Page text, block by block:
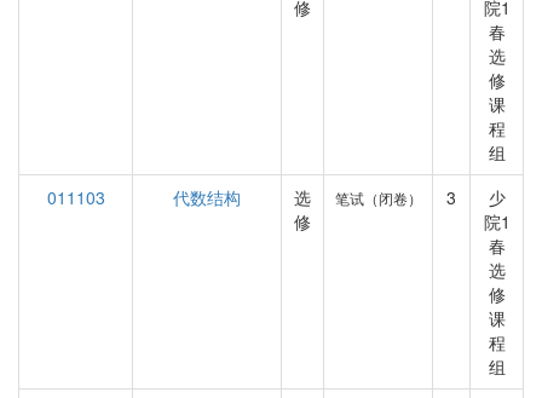
修
院1
春
选
修
课
程
组
011103
代数结构
选
修
笔试（闭卷） 3
少
院1
春
选
修
课
程
组